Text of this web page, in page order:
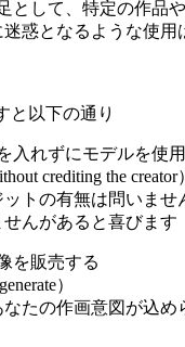
として、特定の作品
惑となるような使用
と以下の通り
入れずにモデルを使
crediting the creator）
トの有無は問いませ
んがあると喜びます
を販売する
）
たの作画意図が込め